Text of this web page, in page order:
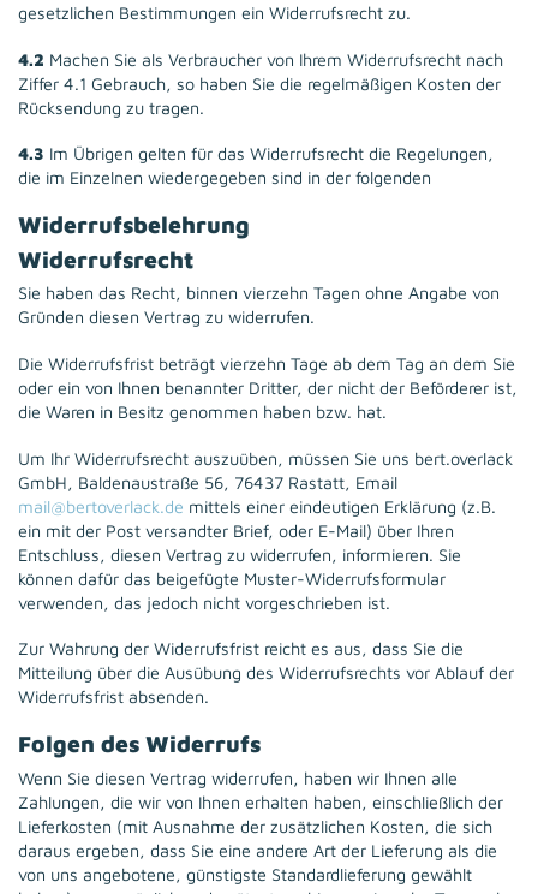
gesetzlichen Bestimmungen ein Widerrufsrecht zu.
4.2 Machen Sie als Verbraucher von Ihrem Widerrufsrecht nach
Ziffer 4.1 Gebrauch, so haben Sie die regelmäßigen Kosten der
Rücksendung zu tragen.
4.3 Im Übrigen gelten für das Widerrufsrecht die Regelungen,
die im Einzelnen wiedergegeben sind in der folgenden
Widerrufsbelehrung
Widerrufsrecht
Sie haben das Recht, binnen vierzehn Tagen ohne Angabe von
Gründen diesen Vertrag zu widerrufen.
Die Widerrufsfrist beträgt vierzehn Tage ab dem Tag an dem Sie
oder ein von Ihnen benannter Dritter, der nicht der Beförderer ist,
die Waren in Besitz genommen haben bzw. hat.
Um Ihr Widerrufsrecht auszuüben, müssen Sie uns bert.overlack
GmbH, Baldenaustraße 56, 76437 Rastatt, Email
mail@bertoverlack.de mittels einer eindeutigen Erklärung (z.B.
ein mit der Post versandter Brief, oder E-Mail) über Ihren
Entschluss, diesen Vertrag zu widerrufen, informieren. Sie
können dafür das beigefügte Muster-Widerrufsformular
verwenden, das jedoch nicht vorgeschrieben ist.
Zur Wahrung der Widerrufsfrist reicht es aus, dass Sie die
Mitteilung über die Ausübung des Widerrufsrechts vor Ablauf der
Widerrufsfrist absenden.
Folgen des Widerrufs
Wenn Sie diesen Vertrag widerrufen, haben wir Ihnen alle
Zahlungen, die wir von Ihnen erhalten haben, einschließlich der
Lieferkosten (mit Ausnahme der zusätzlichen Kosten, die sich
daraus ergeben, dass Sie eine andere Art der Lieferung als die
von uns angebotene, günstigste Standardlieferung gewählt